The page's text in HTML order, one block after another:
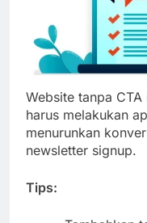
Website tanpa
harus melakukan
menurunkan
newsletter signup.
Tips: